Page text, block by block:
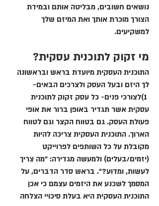
נושאים חשובים, מבליטה אותם ובמידת
הצורך מוכרת אותך ואת המיזם שלך
למשקיעים.
מי זקוק לתוכנית עסקית?
התוכנית העסקית מיועדת בראש ובראשונה
לך היזם ובעל העסק ולצרכים הבאים-
1)לצורכי פנים- כל עסק זקוק לתוכנית
עסקית אשר תגדיר באופן ברור את אופי
פעולת העסק. גם בטווח הקצר וגם לטווח
הארוך. התוכנית העסקית צריכה להיות
מקובלת על כל השותפים לפרוייקט
(יזמים/בעלים) ולמעשה מגדירה: "מה צריך
לעשות, ומדוע?". בראש סדר הדברים, על
המסמך לשכנע את היזמים עצמם כי אכן
התוכנית העסקית היא בעלת סיכויי הצלחה